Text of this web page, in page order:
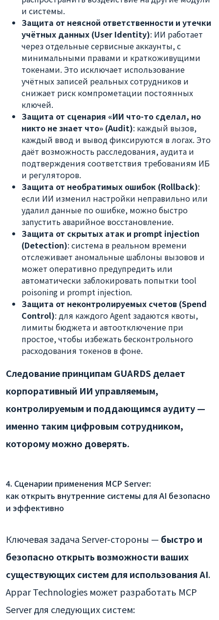
и системы.
Защита от неясной ответственности и утечки
учётных данных (User Identity): ИИ работает
через отдельные сервисные аккаунты, с
минимальными правами и краткоживущими
токенами. Это исключает использование
учётных записей реальных сотрудников и
снижает риск компрометации постоянных
ключей.
Защита от сценария «ИИ что-то сделал, но
никто не знает что» (Audit): каждый вызов,
каждый ввод и вывод фиксируются в логах. Это
даёт возможность расследования, аудита и
подтверждения соответствия требованиям ИБ
и регуляторов.
Защита от необратимых ошибок (Rollback):
если ИИ изменил настройки неправильно или
удалил данные по ошибке, можно быстро
запустить аварийное восстановление.
Защита от скрытых атак и prompt injection
(Detection): система в реальном времени
отслеживает аномальные шаблоны вызовов и
может оперативно предупредить или
автоматически заблокировать попытки tool
poisoning и prompt injection.
Защита от неконтролируемых счетов (Spend
Control): для каждого Agent задаются квоты,
лимиты бюджета и автоотключение при
простое, чтобы избежать бесконтрольного
расходования токенов в фоне.
Следование принципам GUARDS делает
корпоративный ИИ управляемым,
контролируемым и поддающимся аудиту —
именно таким цифровым сотрудником,
которому можно доверять.
4. Сценарии применения MCP Server:
как открыть внутренние системы для AI безопасно
и эффективно
Ключевая задача Server-стороны — быстро и
безопасно открыть возможности ваших
существующих систем для использования AI.
Appar Technologies может разработать MCP
Server для следующих систем: